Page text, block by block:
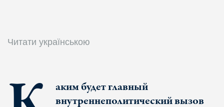
Читати українською
аким будет главный
внутреннеполитический вызов